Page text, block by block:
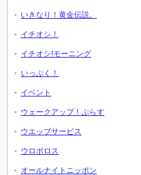
いきなり！黄金伝説。
イチオシ！
イチオシ!モーニング
いっぷく！
イベント
ウェークアップ！ぷらす
ウエッブサービス
ウロボロス
オールナイトニッポン